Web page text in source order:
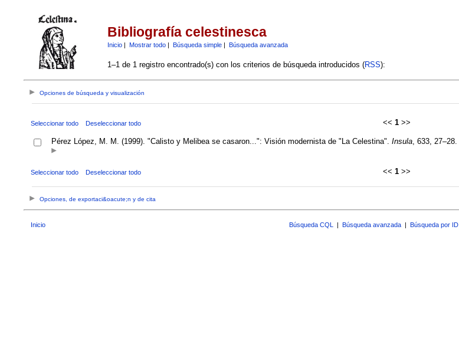
Bibliografía celestinesca
Inicio| Mostrar todo| Búsqueda simple| Búsqueda avanzada
1–1 de 1 registro encontrado(s) con los criterios de búsqueda introducidos (RSS):
Opciones de búsqueda y visualización
Seleccionar todo Deseleccionar todo << 1>>
Pérez López, M. M. (1999). "Calisto y Melibea se casaron...": Visión modernista de "La Celestina". Insula, 633, 27–28.
Seleccionar todo Deseleccionar todo << 1>>
Opciones, de exportaci&oacute;n y de cita
Inicio Búsqueda CQL | Búsqueda avanzada | Búsqueda por ID